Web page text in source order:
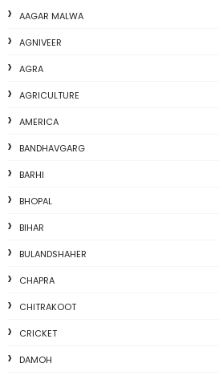
AAGAR MALWA
AGNIVEER
AGRA
AGRICULTURE
AMERICA
BANDHAVGARG
BARHI
BHOPAL
BIHAR
BULANDSHAHER
CHAPRA
CHITRAKOOT
CRICKET
DAMOH